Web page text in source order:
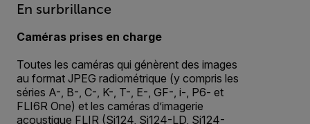
En surbrillance
Caméras prises en charge
Toutes les caméras qui génèrent des images
au format JPEG radiométrique (y compris les
séries A-, B-, C-, K-, T-, E-, GF-, i-, P6- et
FLI6R One) et les caméras d’imagerie
acoustique FLIR (Si124, Si124-LD, Si124-